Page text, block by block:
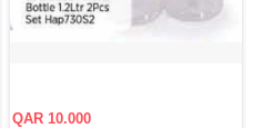
QAR 10.000